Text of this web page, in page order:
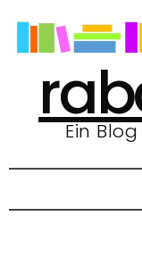
Inhalt
springen
Ein